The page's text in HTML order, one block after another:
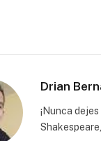
Drian
¡Nunca